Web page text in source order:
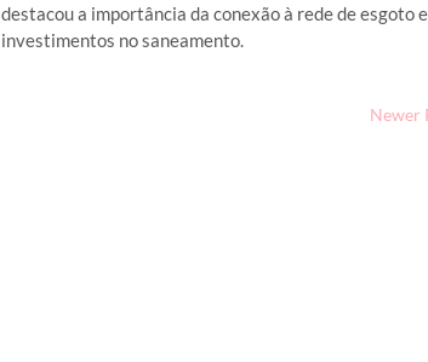
destacou a importância da conexão à rede de esgoto
investimentos no saneamento.
Newer